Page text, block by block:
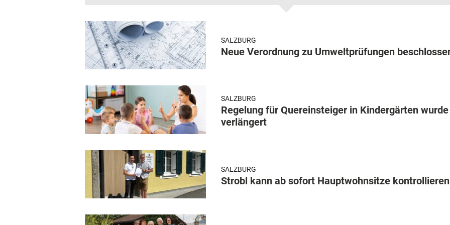
SALZBURG
Neue Verordnung zu Umweltprüfungen
SALZBURG
Regelung für Quereinsteiger in Kindergärten wurde
verlängert
SALZBURG
Strobl kann ab sofort Hauptwohnsitze kontrollieren